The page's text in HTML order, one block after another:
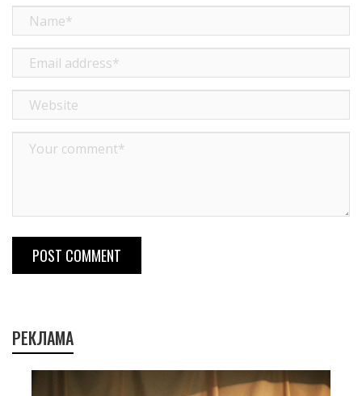
POST COMMENT
РЕКЛАМА